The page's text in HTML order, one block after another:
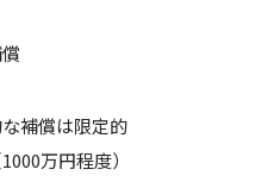
補償は限定的
万円程度）